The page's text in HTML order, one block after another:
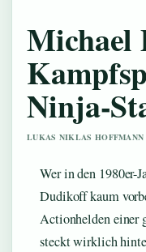
Michael
Ninja-
LUKAS NIKLAS HOFFMANN
Wer in den 1980er-
Dudikoff kaum
Actionhelden einer
steckt wirklich